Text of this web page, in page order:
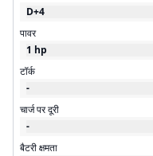
D+4
पावर
1 hp
टॉर्क
-
चार्ज पर दूरी
-
बैटरी क्षमता